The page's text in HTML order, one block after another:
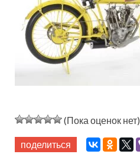
(Пока оценок нет)
поделиться